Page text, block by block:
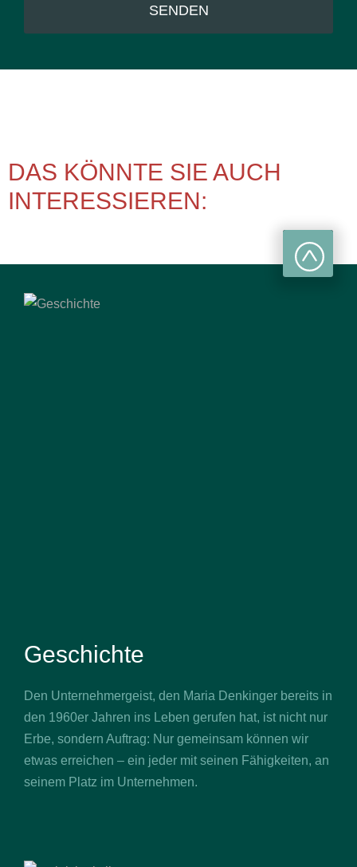
SENDEN
DAS KÖNNTE SIE AUCH
INTERESSIEREN:
Geschichte
Den Unternehmergeist, den Maria Denkinger bereits in
den 1960er Jahren ins Leben gerufen hat, ist nicht nur
Erbe, sondern Auftrag: Nur gemeinsam können wir
etwas erreichen – ein jeder mit seinen Fähigkeiten, an
seinem Platz im Unternehmen.